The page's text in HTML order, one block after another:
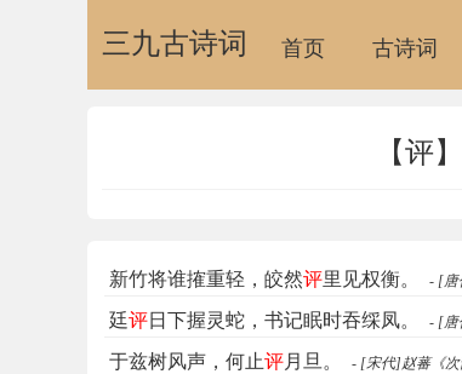
三九古诗词 首页 古诗词
【评
新竹将谁搉重轻，皎然评里见权衡。 - [唐
廷评日下握灵蛇，书记眠时吞䌽凤。 - [唐
于兹树风声，何止评月旦。 - [宋代]赵蕃《次